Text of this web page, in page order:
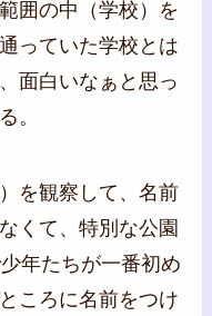
囲の中（学校）を
っていた学校とは
面白いなぁと思っ
。
を観察して、名前
くて、特別な公園
年たちが一番初め
ころに名前をつけ